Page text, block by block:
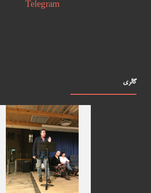
Telegram
گالری